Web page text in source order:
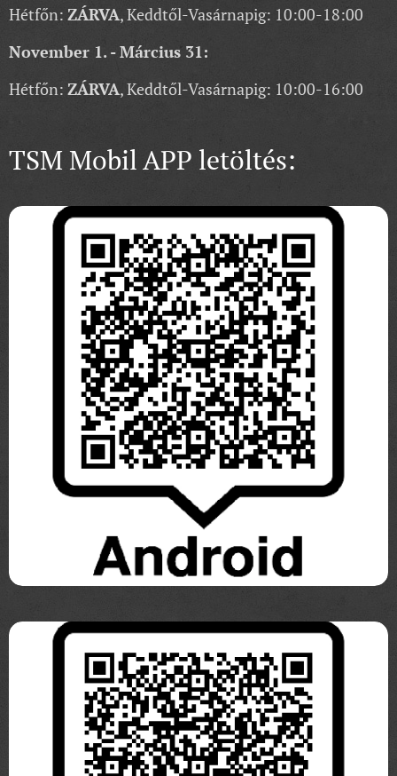
Hétfőn: ZÁRVA, Keddtől-Vasárnapig: 10:00-18:00
November 1. - Március 31:
Hétfőn: ZÁRVA, Keddtől-Vasárnapig: 10:00-16:00
TSM Mobil APP letöltés: